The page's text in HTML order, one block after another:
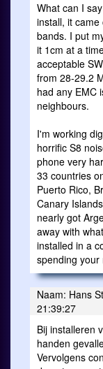
What can I
install, it
bands. I put
it 1cm at a
acceptable
from 28-29.2
had any EMC
neighbours.
I'm working
horrific S8
phone very
33 countries
Puerto Rico,
Canary
nearly got
away with
installed in a
spending your
Naam: Hans
21:39:27
Bij installeren
handen
Vervolgens